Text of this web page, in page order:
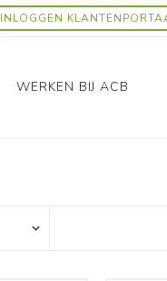
INLOGGEN
WERKEN BIJ ACB